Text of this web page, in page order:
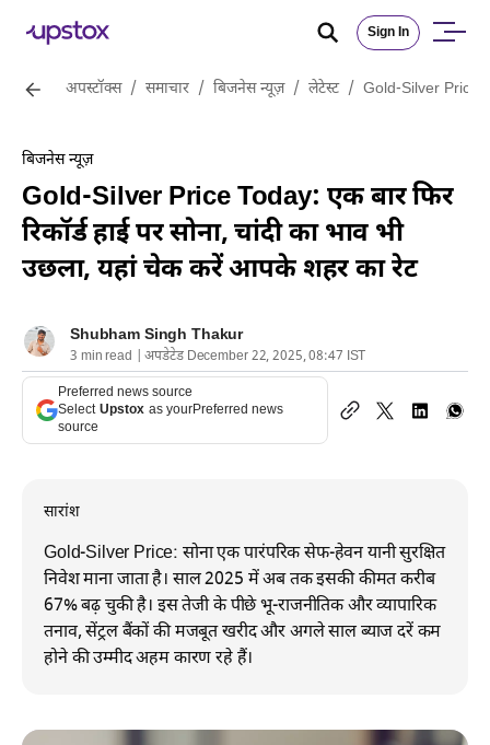
Sign In
अपस्टॉक्स / समाचार / बिजनेस न्यूज़ / लेटेस्ट / Gold-Silver Price
बिजनेस न्यूज़
Gold-Silver Price Today: एक बार फिर
रिकॉर्ड हाई पर सोना, चांदी का भाव भी
उछला, यहां चेक करें आपके शहर का रेट
Shubham Singh Thakur
3 min read | अपडेटेड December 22, 2025, 08:47 IST
Preferred news source
Select Upstox as yourPreferred news
source
सारांश
Gold-Silver Price: सोना एक पारंपरिक सेफ-हेवन यानी सुरक्षित
निवेश माना जाता है। साल 2025 में अब तक इसकी कीमत करीब
67% बढ़ चुकी है। इस तेजी के पीछे भू-राजनीतिक और व्यापारिक
तनाव, सेंट्रल बैंकों की मजबूत खरीद और अगले साल ब्याज दरें कम
होने की उम्मीद अहम कारण रहे हैं।